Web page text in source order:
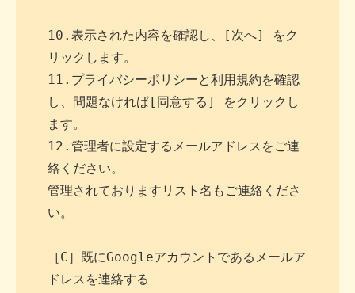
10.表示された内容を確認し、[次へ] をク
リックします。
11.プライバシーポリシーと利用規約を確認
し、問題なければ[同意する] をクリックし
ます。
12.管理者に設定するメールアドレスをご連
絡ください。
管理されておりますリスト名もご連絡くださ
い。
［C］既にGoogleアカウントであるメールア
ドレスを連絡する